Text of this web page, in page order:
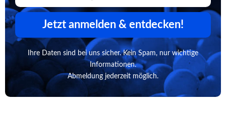
Jetzt anmelden & entdecken!
Ihre Daten sind bei uns sicher. Kein Spam, nur wichtige
Informationen.
Abmeldung jederzeit möglich.